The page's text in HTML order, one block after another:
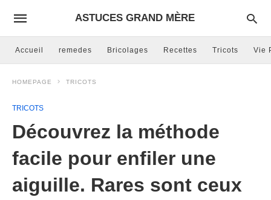
ASTUCES GRAND MÈRE
Accueil remedes Bricolages Recettes Tricots Vie
HOMEPAGE TRICOTS
TRICOTS
Découvrez la méthode
facile pour enfiler une
aiguille. Rares sont ceux